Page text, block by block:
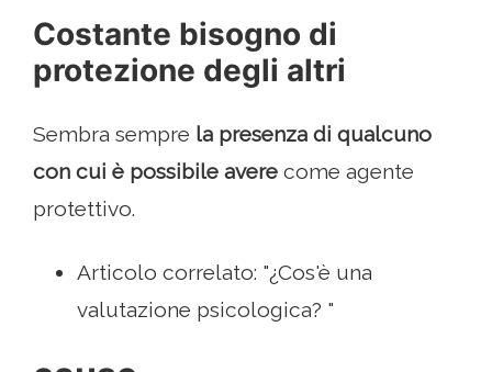
Costante bisogno di
protezione degli altri
Sembra sempre la presenza di qualcuno
con cui è possibile avere come agente
protettivo.
Articolo correlato: "¿Cos'è una
valutazione psicologica? "